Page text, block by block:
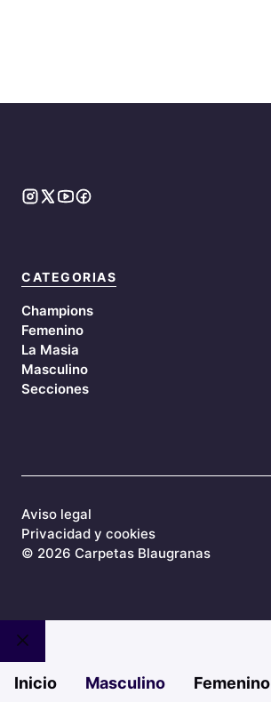
CATEGORIAS
Champions
Femenino
La Masia
Masculino
Secciones
© 2026 Carpetas Blaugranas
Aviso legal
Privacidad y cookies
Cerrar
Inicio Masculino Femenino